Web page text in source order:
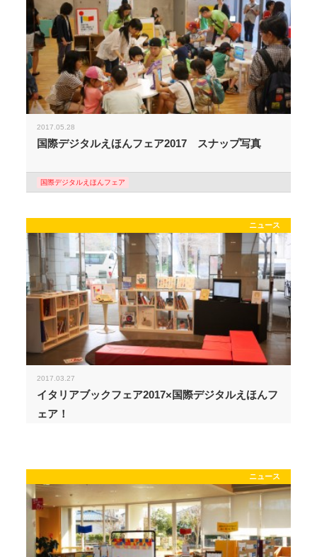
2017.05.28
国際デジタルえほんフェア2017 スナップ写真
国際デジタルえほんフェア
ニュース
2017.03.27
イタリアブックフェア2017×国際デジタルえほんフ
ェア！
ニュース